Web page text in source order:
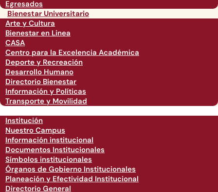
Egresados
Bienestar Universitario
Arte y Cultura
Bienestar en Linea
CASA
Centro para la Excelencia Académica
Deporte y Recreación
Desarrollo Humano
Directorio Bienestar
Información y Políticas
Transporte y Movilidad
Institución
Nuestro Campus
Información institucional
Documentos Institucionales
Símbolos institucionales
Órganos de Gobierno Institucionales
Planeación y Efectividad Institucional
Directorio General